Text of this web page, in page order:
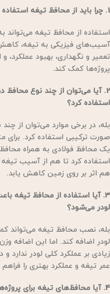
1. چرا باید از محافظ تیغه استفاده کنم؟
استفاده از محافظ تیغه می‌تواند
آسیب‌های فیزیکی به تیغه،
تعمیر و نگهداری، بهبود عملکرد،
پروژه‌ها کمک کند.
2. آیا می‌توان از چند نوع محافظ
استفاده کرد؟
بله، در برخی موارد می‌توان از
صورت ترکیبی استفاده کرد. برای
یک محافظ فولادی به همراه
استفاده کرد تا هم از آسیب
هم اثر بر روی زمین کاهش یابد.
3. آیا استفاده از محافظ تیغه
لودر می‌شود؟
بله، نصب محافظ تیغه می‌تواند
لودر اضافه کند. اما این اضافه
زیادی بر عملکرد کلی لودر ندارد
عمر تیغه و عملکرد بهتری را
4. آیا محافظ‌های تیغه برای